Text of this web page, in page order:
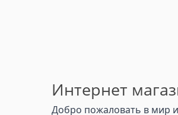
Интернет
Добро пожаловать в мир